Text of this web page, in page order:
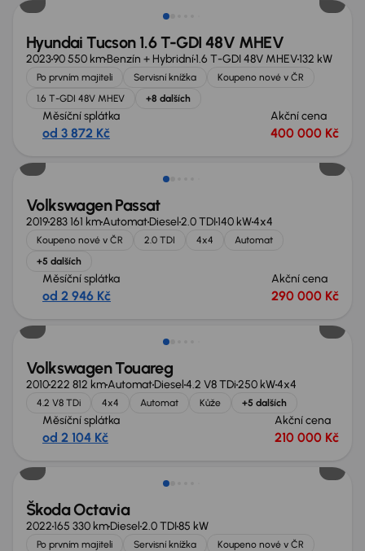
Hyundai Tucson 1.6 T-GDI 48V MHEV
202390 550 kmBenzín + Hybridní1.6 T-GDI 48V MHEV132 kW
Po prvním majiteli Servisní knížka
Koupeno nové v ČR
1.6 T-GDI 48V MHEV
+8 dalších
Měsíční splátka
od 3 872 Kč
Akční cena
400 000 Kč
Volkswagen Passat
2019283 161 kmAutomatDiesel2.0 TDI140 kW4x4
Koupeno nové v ČR 2.0 TDI 4x4
Automat
+5 dalších
Měsíční splátka
od 2 946 Kč
Akční cena
290 000 Kč
Zlevněno o 10 000 Kč
Volkswagen Touareg
2010222 812 kmAutomatDiesel4.2 V8 TDi250 kW4x4
4.2 V8 TDi 4x4 Automat Kůže +5 dalších
Měsíční splátka
od 2 104 Kč
Akční cena
210 000 Kč
Možnost odpočtu DPH
Škoda Octavia
2022165 330 kmDiesel2.0 TDI85 kW
Po prvním majiteli Servisní knížka
Koupeno nové v ČR